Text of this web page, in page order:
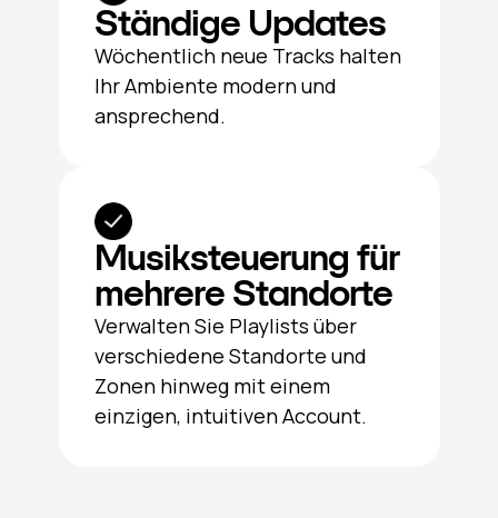
Ständige Updates
Wöchentlich neue Tracks halten
Ihr Ambiente modern und
ansprechend.
Musiksteuerung für
mehrere Standorte
Verwalten Sie Playlists über
verschiedene Standorte und
Zonen hinweg mit einem
einzigen, intuitiven Account.